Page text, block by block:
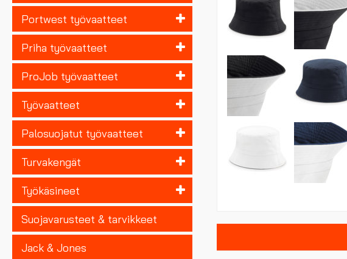
Portwest työvaatteet
Priha työvaatteet
ProJob työvaatteet
Työvaatteet
Palosuojatut työvaatteet
Turvakengät
Työkäsineet
Suojavarusteet & tarvikkeet
Jack & Jones